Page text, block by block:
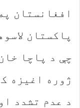
افغانستان
پاکستان
چې د پاچا
ژوره اغیزه
د عدم تشدد